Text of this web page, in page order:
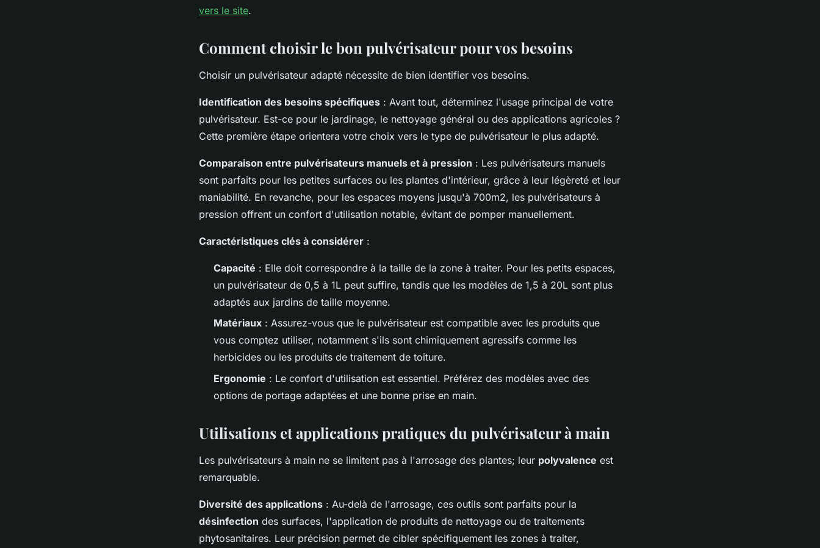
vers le site.
Comment choisir le bon pulvérisateur pour vos besoins
Choisir un pulvérisateur adapté nécessite de bien identifier vos besoins.
Identification des besoins spécifiques : Avant tout, déterminez l'usage principal de votre
pulvérisateur. Est-ce pour le jardinage, le nettoyage général ou des applications agricoles ?
Cette première étape orientera votre choix vers le type de pulvérisateur le plus adapté.
Comparaison entre pulvérisateurs manuels et à pression : Les pulvérisateurs manuels
sont parfaits pour les petites surfaces ou les plantes d'intérieur, grâce à leur légèreté et leur
maniabilité. En revanche, pour les espaces moyens jusqu'à 700m2, les pulvérisateurs à
pression offrent un confort d'utilisation notable, évitant de pomper manuellement.
Caractéristiques clés à considérer :
Capacité : Elle doit correspondre à la taille de la zone à traiter. Pour les petits espaces,
un pulvérisateur de 0,5 à 1L peut suffire, tandis que les modèles de 1,5 à 20L sont plus
adaptés aux jardins de taille moyenne.
Matériaux : Assurez-vous que le pulvérisateur est compatible avec les produits que
vous comptez utiliser, notamment s'ils sont chimiquement agressifs comme les
herbicides ou les produits de traitement de toiture.
Ergonomie : Le confort d'utilisation est essentiel. Préférez des modèles avec des
options de portage adaptées et une bonne prise en main.
Utilisations et applications pratiques du pulvérisateur à main
Les pulvérisateurs à main ne se limitent pas à l'arrosage des plantes; leur polyvalence est
remarquable.
Diversité des applications : Au-delà de l'arrosage, ces outils sont parfaits pour la
désinfection des surfaces, l'application de produits de nettoyage ou de traitements
phytosanitaires. Leur précision permet de cibler spécifiquement les zones à traiter,